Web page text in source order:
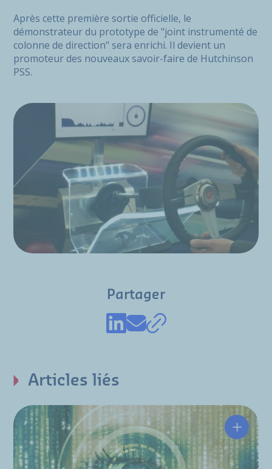
Après cette première sortie officielle, le
démonstrateur du prototype de "joint instrumenté de
colonne de direction" sera enrichi. Il devient un
promoteur des nouveaux savoir-faire de Hutchinson
PSS.
Partager
Articles liés